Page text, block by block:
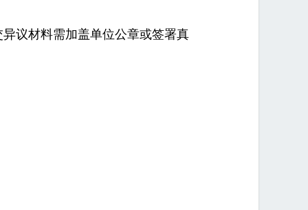
议材料需加盖单位公章或签署真